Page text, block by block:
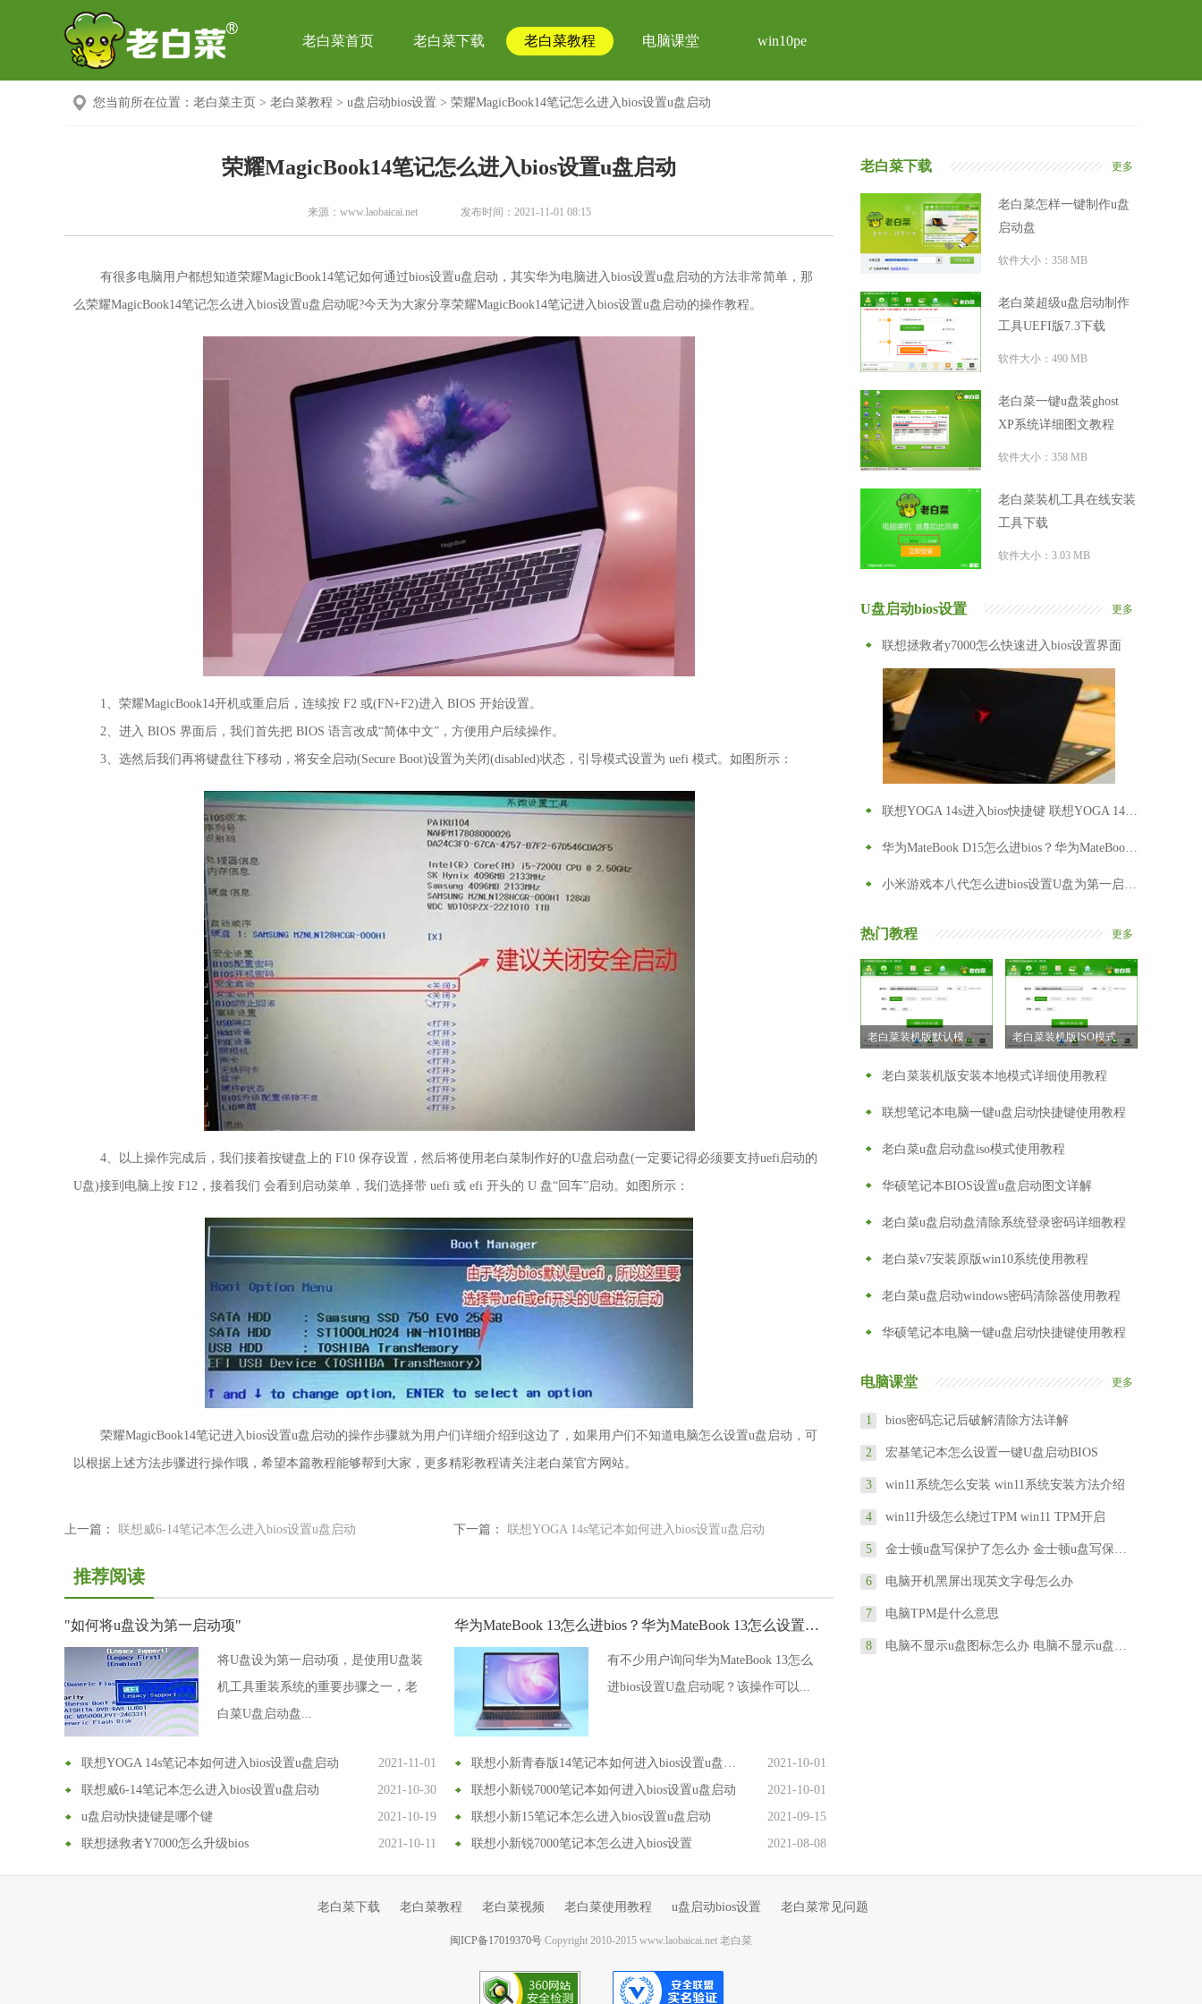
老白菜首页 老白菜下载 老白菜教程 电脑课堂 win10pe
您当前所在位置： 老白菜主页 > 老白菜教程 > u盘启动bios设置 > 荣耀MagicBook14笔记怎么进入bios设置u盘启动
荣耀MagicBook14笔记怎么进入bios设置u盘启动
来源： www.laobaicai.net 发布时间：2021-11-01 08:15
有很多电脑用户都想知道荣耀MagicBook14笔记如何通过bios设置u盘启动，其实华为电脑进入bios设置u盘启动的方法非常简单，那
么荣耀MagicBook14笔记怎么进入bios设置u盘启动呢?今天为大家分享荣耀MagicBook14笔记进入bios设置u盘启动的操作教程。
1、荣耀MagicBook14开机或重启后，连续按 F2 或(FN+F2)进入 BIOS 开始设置。
2、进入 BIOS 界面后，我们首先把 BIOS 语言改成“简体中文”，方便用户后续操作。
3、选然后我们再将键盘往下移动，将安全启动(Secure Boot)设置为关闭(disabled)状态，引导模式设置为 uefi 模式。如图所示：
4、以上操作完成后，我们接着按键盘上的 F10 保存设置，然后将使用老白菜制作好的U盘启动盘(一定要记得必须要支持uefi启动的
U盘)接到电脑上按 F12，接着我们 会看到启动菜单，我们选择带 uefi 或 efi 开头的 U 盘“回车”启动。如图所示：
荣耀MagicBook14笔记进入bios设置u盘启动的操作步骤就为用户们详细介绍到这边了，如果用户们不知道电脑怎么设置u盘启动，可
以根据上述方法步骤进行操作哦，希望本篇教程能够帮到大家，更多精彩教程请关注老白菜官方网站。
上一篇： 联想威6-14笔记本怎么进入bios设置u盘启动 下一篇： 联想YOGA 14s笔记本如何进入bios设置u盘启动
推荐阅读
"如何将u盘设为第一启动项"
将U盘设为第一启动项，是使用U盘装
机工具重装系统的重要步骤之一，老
白菜U盘启动盘...
联想YOGA 14s笔记本如何进入bios设置u盘启动
2021-11-01
联想威6-14笔记本怎么进入bios设置u盘启动
2021-10-30
u盘启动快捷键是哪个键
2021-10-19
联想拯救者Y7000怎么升级bios
2021-10-11
华为MateBook 13怎么进bios？华为MateBook 13怎么设置一键U盘启动
有不少用户询问华为MateBook 13怎么
进bios设置U盘启动呢？该操作可以...
联想小新青春版14笔记本如何进入bios设置u盘启动
2021-10-01
联想小新锐7000笔记本如何进入bios设置u盘启动
2021-10-01
联想小新15笔记本怎么进入bios设置u盘启动
2021-09-15
联想小新锐7000笔记本怎么进入bios设置
2021-08-08
老白菜下载 更多
老白菜怎样一键制作u盘
启动盘
软件大小：358 MB
老白菜超级u盘启动制作
工具UEFI版7.3下载
软件大小：490 MB
老白菜一键u盘装ghost
XP系统详细图文教程
软件大小：358 MB
老白菜装机工具在线安装
工具下载
软件大小：3.03 MB
U盘启动bios设置 更多
联想拯救者y7000怎么快速进入bios设置界面
联想YOGA 14s进入bios快捷键 联想YOGA 14s怎么进入bios
华为MateBook D15怎么进bios？华为MateBook D15怎么设置从U盘启动
小米游戏本八代怎么进bios设置U盘为第一启动项
热门教程 更多
老白菜装机版默认模式制作u盘启动盘教程 老白菜装机版ISO模式u盘启动盘制作教程
老白菜装机版安装本地模式详细使用教程
联想笔记本电脑一键u盘启动快捷键使用教程
老白菜u盘启动盘iso模式使用教程
华硕笔记本BIOS设置u盘启动图文详解
老白菜u盘启动盘清除系统登录密码详细教程
老白菜v7安装原版win10系统使用教程
老白菜u盘启动windows密码清除器使用教程
华硕笔记本电脑一键u盘启动快捷键使用教程
电脑课堂 更多
1 bios密码忘记后破解清除方法详解
2 宏基笔记本怎么设置一键U盘启动BIOS
3 win11系统怎么安装 win11系统安装方法介绍
4 win11升级怎么绕过TPM win11 TPM开启
5 金士顿u盘写保护了怎么办 金士顿u盘写保护怎么去掉
6 电脑开机黑屏出现英文字母怎么办
7 电脑TPM是什么意思
8 电脑不显示u盘图标怎么办 电脑不显示u盘怎么设置
老白菜下载 老白菜教程 老白菜视频 老白菜使用教程 u盘启动bios设置 老白菜常见问题
闽ICP备17019370号 Copyright 2010-2015 www.laobaicai.net 老白菜